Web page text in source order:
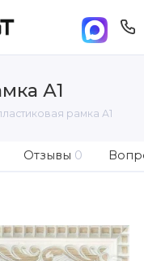
А1
рамка А1
Отзывы 0